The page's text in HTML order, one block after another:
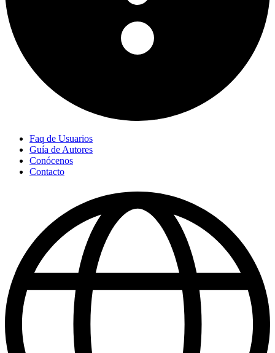
Faq de Usuarios
Guía de Autores
Conócenos
Contacto